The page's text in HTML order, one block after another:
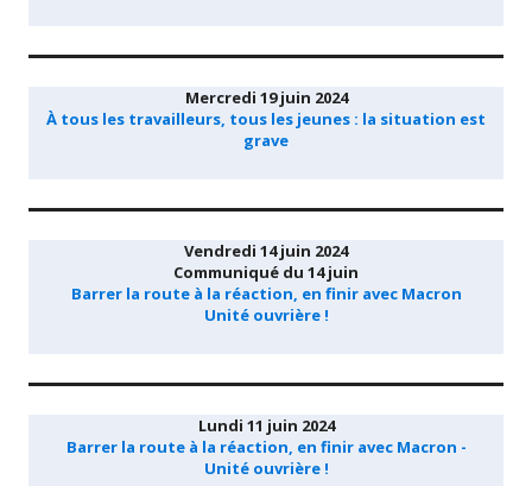
Mercredi 19 juin 2024
À tous les travailleurs, tous les jeunes : la situation est
grave
Vendredi 14 juin 2024
Communiqué du 14 juin
Barrer la route à la réaction, en finir avec Macron
Unité ouvrière !
Lundi 11 juin 2024
Barrer la route à la réaction, en finir avec Macron -
Unité ouvrière !